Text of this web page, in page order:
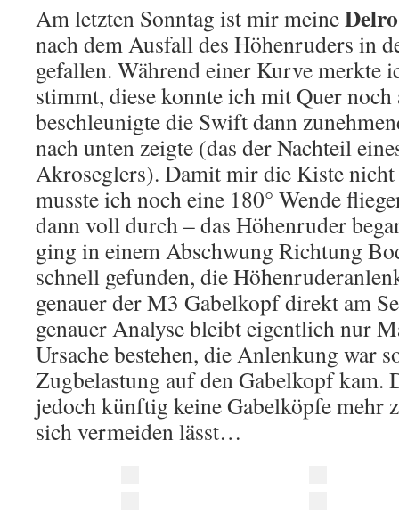
Am letzten Sonntag ist mir meine
nach dem Ausfall des Höhenruders in
gefallen. Während einer Kurve merkte
stimmt, diese konnte ich mit Quer
beschleunigte die Swift dann
nach unten zeigte (das der Nachteil
Akroseglers). Damit mir die Kiste
musste ich noch eine 180° Wende
dann voll durch – das Höhenruder
ging in einem Abschwung Richtung
schnell gefunden, die
genauer der M3 Gabelkopf direkt am
genauer Analyse bleibt eigentlich nur
Ursache bestehen, die Anlenkung war
Zugbelastung auf den Gabelkopf kam.
jedoch künftig keine Gabelköpfe mehr
sich vermeiden lässt…